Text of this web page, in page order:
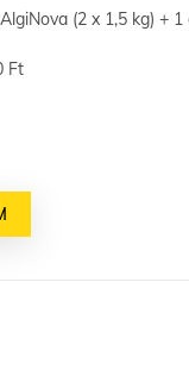
(2 x 1,5 kg) +
Ft